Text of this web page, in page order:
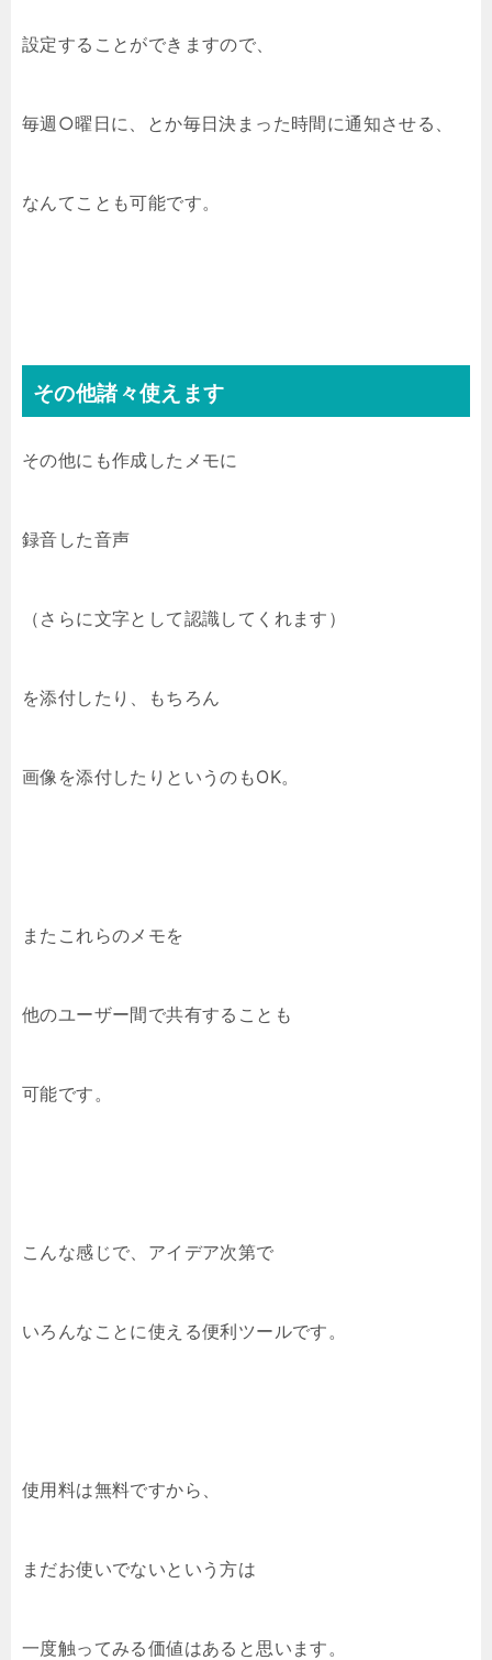
設定することができますので、
毎週○曜日に、とか毎日決まった時間に通知させる、
なんてことも可能です。
その他諸々使えます
その他にも作成したメモに
録音した音声
（さらに文字として認識してくれます）
を添付したり、もちろん
画像を添付したりというのもOK。
またこれらのメモを
他のユーザー間で共有することも
可能です。
こんな感じで、アイデア次第で
いろんなことに使える便利ツールです。
使用料は無料ですから、
まだお使いでないという方は
一度触ってみる価値はあると思います。